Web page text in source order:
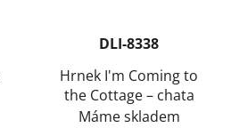
DLI-8338
Hrnek I'm Coming to
the Cottage – chata
Máme skladem